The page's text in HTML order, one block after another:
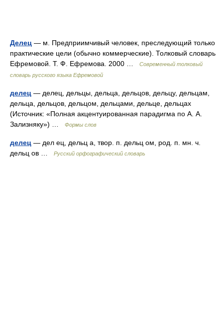
Делец — м. Предприимчивый человек, преследующий только
практические цели (обычно коммерческие). Толковый словарь
Ефремовой. Т. Ф. Ефремова. 2000 …
Современный толковый
словарь русского языка Ефремовой
делец — делец, дельцы, дельца, дельцов, дельцу, дельцам,
дельца, дельцов, дельцом, дельцами, дельце, дельцах
(Источник: «Полная акцентуированная парадигма по А. А.
Зализняку») …
Формы слов
делец — дел ец, дельц а, твор. п. дельц ом, род. п. мн. ч.
дельц ов …
Русский орфографический словарь